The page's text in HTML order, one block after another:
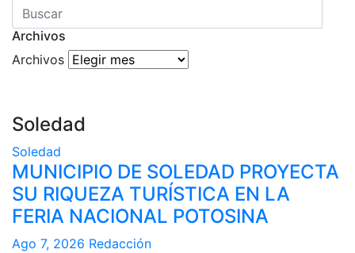
Archivos
Archivos
Soledad
Soledad
MUNICIPIO DE SOLEDAD PROYECTA
SU RIQUEZA TURÍSTICA EN LA
FERIA NACIONAL POTOSINA
Ago 7, 2026 Redacción